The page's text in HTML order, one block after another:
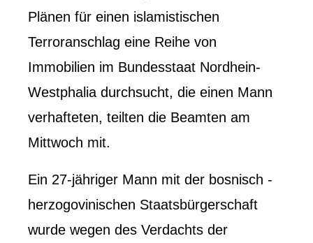
Plänen für einen islamistischen
Terroranschlag eine Reihe von
Immobilien im Bundesstaat Nordhein-
Westphalia durchsucht, die einen Mann
verhafteten, teilten die Beamten am
Mittwoch mit.
Ein 27-jähriger Mann mit der bosnisch -
herzogovinischen Staatsbürgerschaft
wurde wegen des Verdachts der